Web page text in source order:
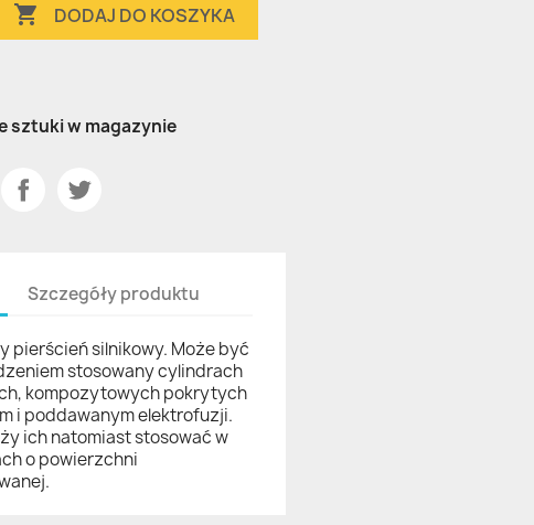
 DODAJ DO KOSZYKA
sztuki w magazynie
Szczegóły produktu
pierścień silnikowy. Może być
stosowany cylindrach
kompozytowych pokrytych
i poddawanym elektrofuzji.
ich natomiast stosować w
o powierzchni